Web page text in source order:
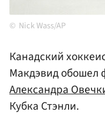
Nick Wass/AP
Канадский
Макдэвид обошел
Александра
Кубка Стэнли.